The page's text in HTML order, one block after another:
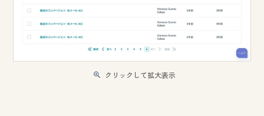
クリックして拡大表示